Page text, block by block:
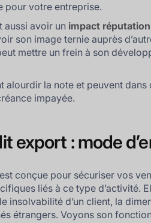
pour votre entreprise.
aussi avoir un impact
son image ternie auprès
mettre un frein à son
alourdir la note et peuvent dans
impayée.
export : mode
est conçue pour sécuriser vos
liés à ce type d’activité.
insolvabilité d’un client, la
étrangers. Voyons son